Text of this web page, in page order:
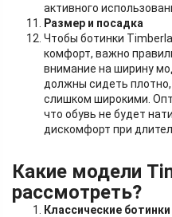
активного
Размер и посадка
Чтобы ботинки
комфорт, важно
внимание на ширину
должны сидеть
слишком широкими.
что обувь не будет
дискомфорт при
Какие модели
рассмотреть?
Классические